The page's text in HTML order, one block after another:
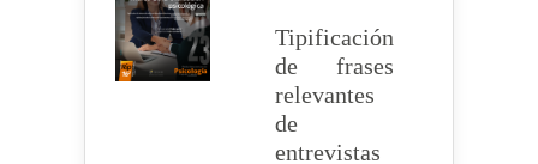
Tipificación
de frases
relevantes
de
entrevistas